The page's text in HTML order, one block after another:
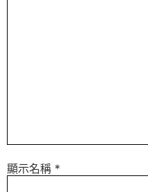
顯示名稱 *